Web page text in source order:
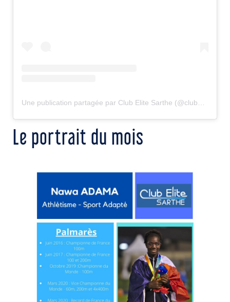
Une publication partagée par Club Elite Sarthe (@clubelitesarthe)
Le portrait du mois